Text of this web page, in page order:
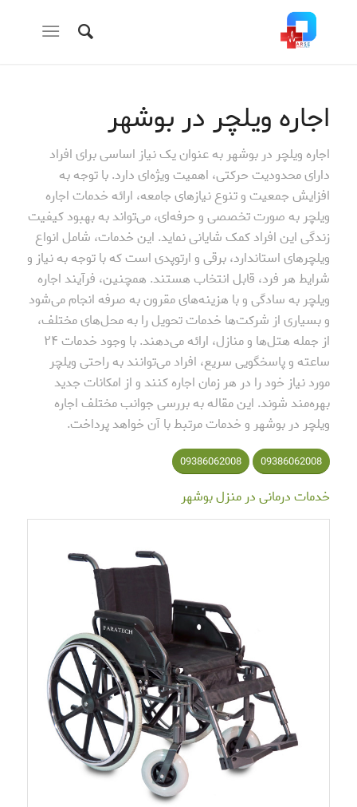
اجاره ویلچر در بوشهر
اجاره ویلچر در بوشهر به عنوان یک نیاز اساسی برای افراد
دارای محدودیت حرکتی، اهمیت ویژه‌ای دارد. با توجه به
افزایش جمعیت و تنوع نیازهای جامعه، ارائه خدمات اجاره
ویلچر به صورت تخصصی و حرفه‌ای، می‌تواند به بهبود کیفیت
زندگی این افراد کمک شایانی نماید. این خدمات، شامل انواع
ویلچرهای استاندارد، برقی و ارتوپدی است که با توجه به نیاز و
شرایط هر فرد، قابل انتخاب هستند. همچنین، فرآیند اجاره
ویلچر به سادگی و با هزینه‌های مقرون به صرفه انجام می‌شود
و بسیاری از شرکت‌ها خدمات تحویل را به محل‌های مختلف،
از جمله هتل‌ها و منازل، ارائه می‌دهند. با وجود خدمات ۲۴
ساعته و پاسخگویی سریع، افراد می‌توانند به راحتی ویلچر
مورد نیاز خود را در هر زمان اجاره کنند و از امکانات جدید
بهره‌مند شوند. این مقاله به بررسی جوانب مختلف اجاره
ویلچر در بوشهر و خدمات مرتبط با آن خواهد پرداخت.
09386062008
09386062008
خدمات درمانی در منزل بوشهر